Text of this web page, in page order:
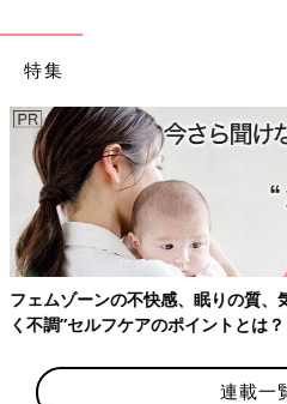
特集
フェムゾーンの不快感、眠りの質
く不調”セルフケアのポイントとは？
連載一